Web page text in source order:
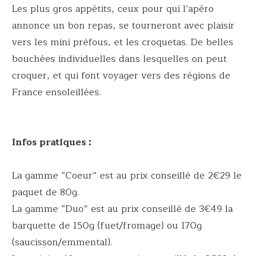
Les plus gros appétits, ceux pour qui l’apéro
annonce un bon repas, se tourneront avec plaisir
vers les mini préfous, et les croquetas. De belles
bouchées individuelles dans lesquelles on peut
croquer, et qui font voyager vers des régions de
France ensoleillées.
Infos pratiques :
La gamme “Coeur” est au prix conseillé de 2€29 le
paquet de 80g.
La gamme “Duo” est au prix conseillé de 3€49 la
barquette de 150g (fuet/fromage) ou 170g
(saucisson/emmental).